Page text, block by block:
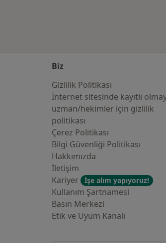
Biz
Gizlilik Politikası
İnternet sitesinde kayıtlı
uzman/hekimler i̇çin gizlilik
politikası
Çerez Politikası
Bilgi Güvenliği Politikası
Hakkımızda
İletişim
Kariyer
İşe alım yapıyoruz!
Kullanım Şartnamesi
Basın Merkezi
Etik ve Uyum Kanalı